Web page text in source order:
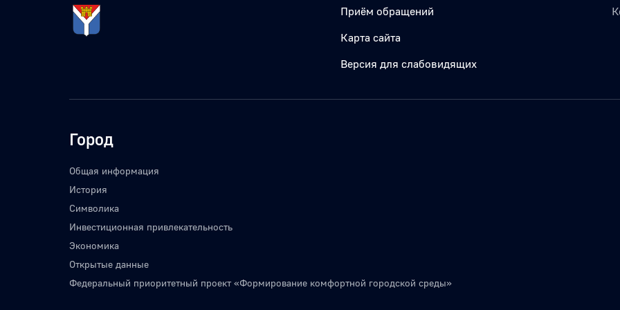
Приём обращений
Карта сайта
Версия для слабовидящих
Город
Общая информация
История
Символика
Инвестиционная привлекательность
Экономика
Открытые данные
Федеральный приоритетный проект «Формирование комфортной городской среды»